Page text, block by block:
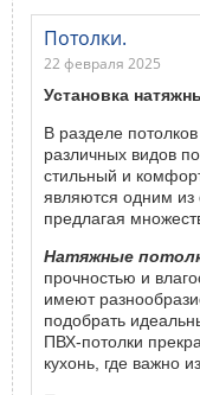
Потолки.
22 февраля 2025
Установка
В разделе
различных видов
стильный и
являются одним
предлагая
Натяжные
прочностью и
имеют
подобрать
ПВХ-потолки
кухонь, где важно